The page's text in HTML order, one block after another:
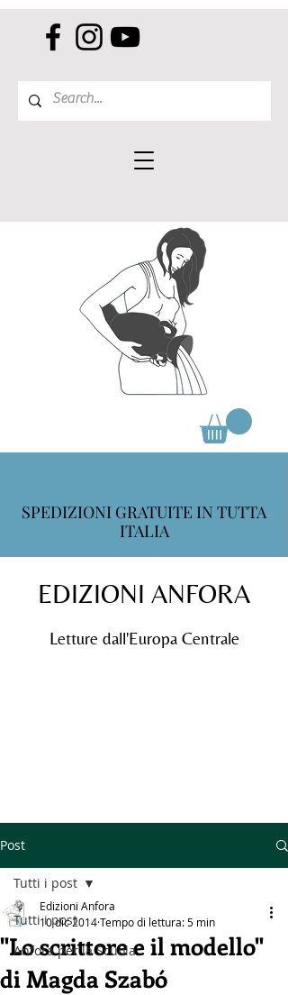
SPEDIZIONI GRATUITE IN TUTTA
ITALIA
EDIZIONI ANFORA
Letture dall'Europa Centrale
Post
Tutti i post
Anfora per la Scuola
Tutti i post
"Lo scrittore e il modello"
di Magda Szabó
Edizioni Anfora
10 dic 2014Tempo di lettura: 5 min